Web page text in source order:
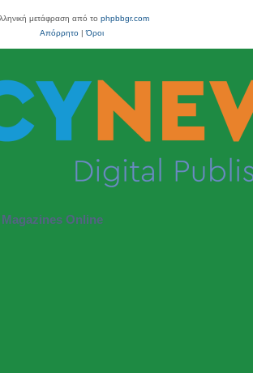
μετάφραση από το phpbbgr.com
Απόρρητο|Όροι
Online